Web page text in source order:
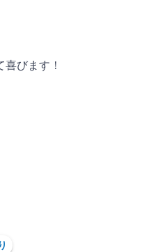
喜びます ！